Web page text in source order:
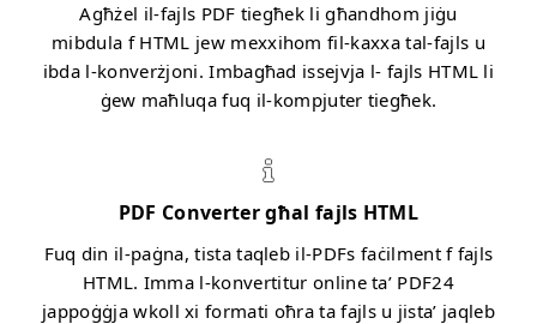
Agħżel il-fajls PDF tiegħek li għandhom jiġu
mibdula f HTML jew mexxihom fil-kaxxa tal-fajls u
ibda l-konverżjoni. Imbagħad issejvja l- fajls HTML li
ġew maħluqa fuq il-kompjuter tiegħek.
PDF Converter għal fajls HTML
Fuq din il-paġna, tista taqleb il-PDFs faċilment f fajls
HTML. Imma l-konvertitur online ta’ PDF24
jappoġġja wkoll xi formati oħra ta fajls u jista’ jaqleb